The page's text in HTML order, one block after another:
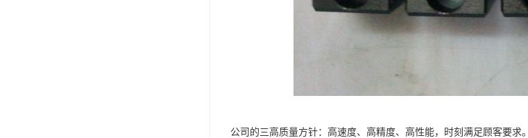
公司的三高质量方针：高速度、高精度、高性能，时刻满足顾客要求